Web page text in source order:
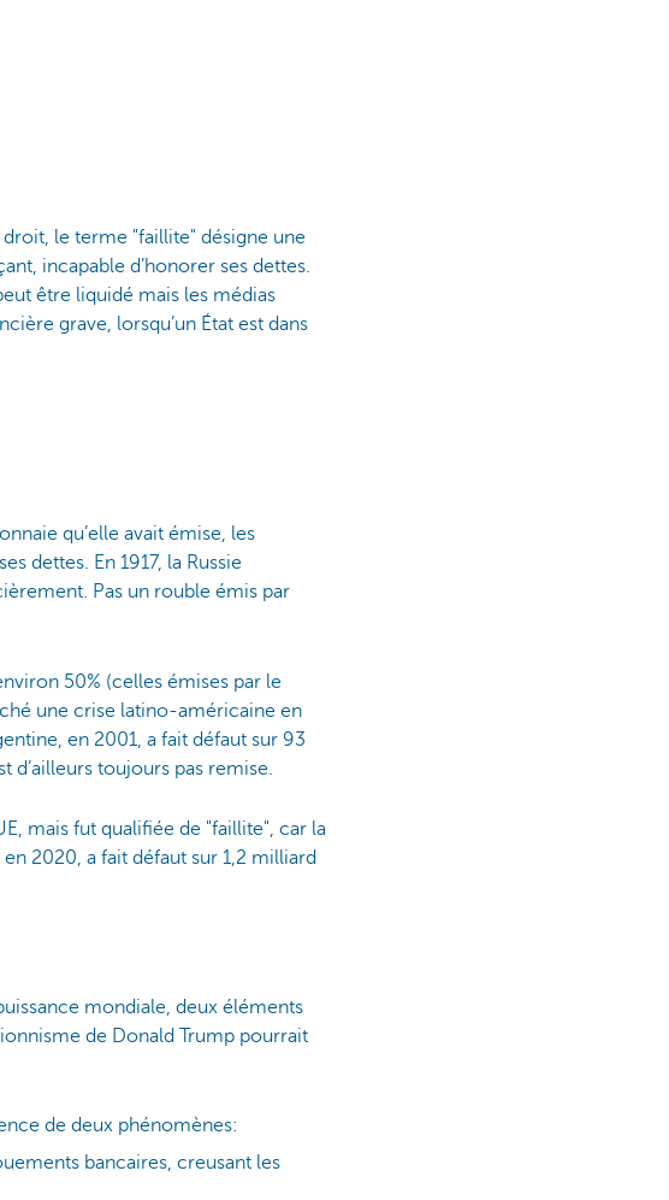
le terme "faillite" désigne une
incapable d’honorer ses dettes.
être liquidé mais les médias
grave, lorsqu’un État est dans
qu’elle avait émise, les
dettes. En 1917, la Russie
Pas un rouble émis par
50% (celles émises par le
une crise latino-américaine en
en 2001, a fait défaut sur 93
d’ailleurs toujours pas remise.
mais fut qualifiée de "faillite", car la
2020, a fait défaut sur 1,2 milliard
mondiale, deux éléments
de Donald Trump pourrait
de deux phénomènes:
bancaires, creusant les